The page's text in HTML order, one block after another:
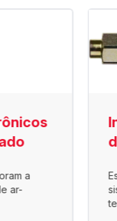
a
ar-